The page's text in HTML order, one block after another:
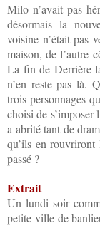
Milo n’avait pas
désormais la
voisine n’était pas
maison, de l’autre
La fin de Derrière
n’en reste pas là.
trois personnages
choisi de s’imposer
a abrité tant de
qu’ils en rouvriront
passé ?
Extrait
Un lundi soir
petite ville de